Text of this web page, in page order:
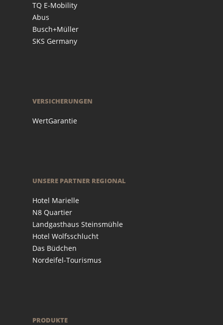
TQ E-Mobility
Abus
Busch+Müller
SKS Germany
VERSICHERUNGEN
WertGarantie
UNSERE PARTNER REGIONAL
Hotel Marielle
N8 Quartier
Landgasthaus Steinsmühle
Hotel Wolfsschlucht
Das Büdchen
Nordeifel-Tourismus
PRODUKTE